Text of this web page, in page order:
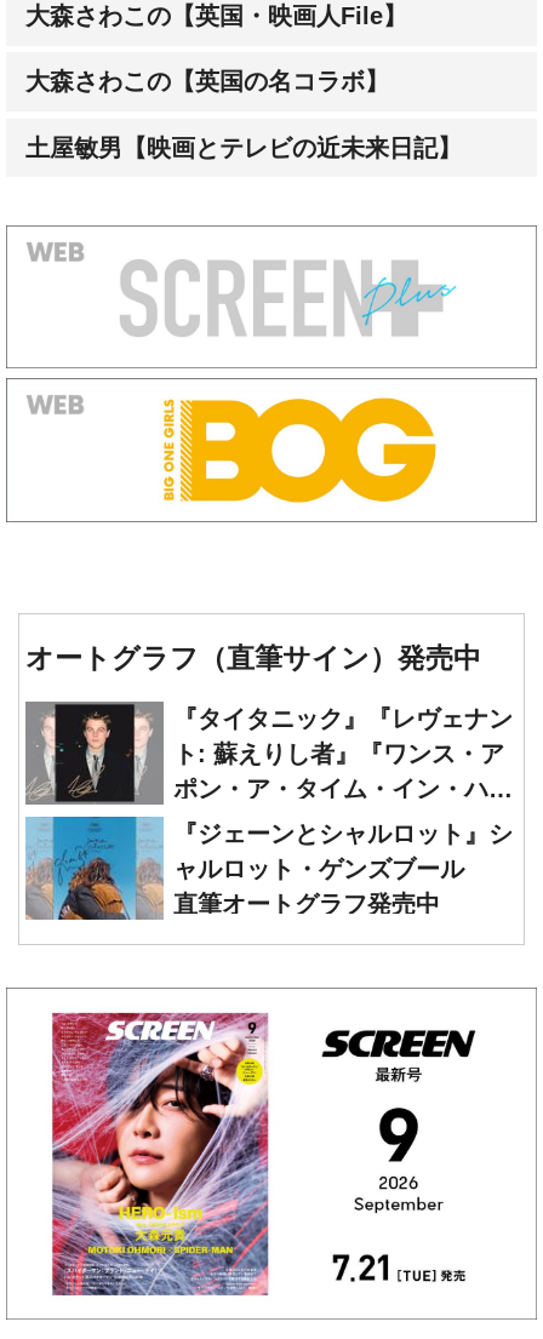
大森さわこの【英国・映画人File】
大森さわこの【英国の名コラボ】
土屋敏男【映画とテレビの近未来日記】
オートグラフ（直筆サイン）発売中
『タイタニック』『レヴェナン
ト: 蘇えりし者』『ワンス・ア
ポン・ア・タイム・イン・ハリ
ウッド』レオナルド・ディカプ
リオ 直筆オートグラフ発売中
『ジェーンとシャルロット』シ
ャルロット・ゲンズブール
直筆オートグラフ発売中